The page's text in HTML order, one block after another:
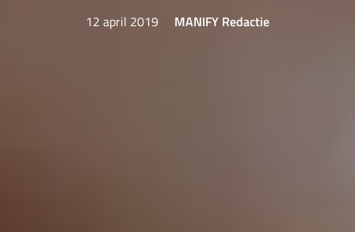
12 april 2019 MANIFY Redactie